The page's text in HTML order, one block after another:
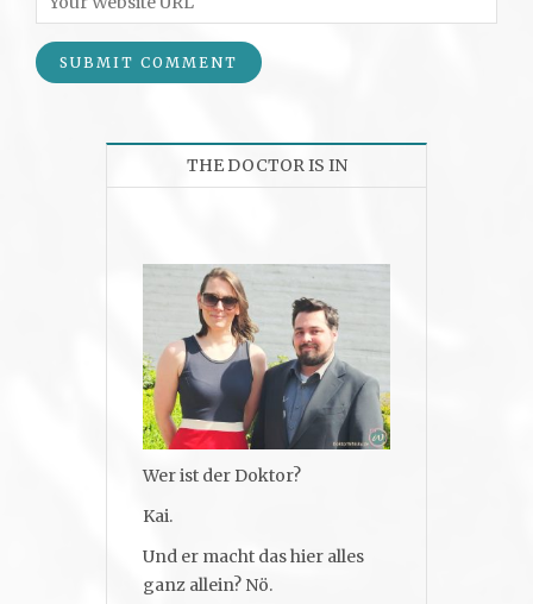
THE DOCTOR IS IN
Wer ist der Doktor?
Kai.
Und er macht das hier alles
ganz allein? Nö.